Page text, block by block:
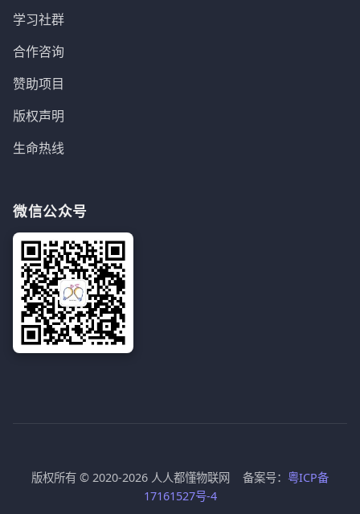
学习社群
合作咨询
赞助项目
版权声明
生命热线
微信公众号
版权所有 © 2020-2026 人人都懂物联网 备案号： 粤ICP备
17161527号-4